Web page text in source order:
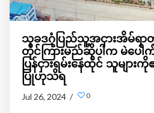
သုခဒဂုံပြည်သူ့အငှားအိမ်ရာ
တိုင်ကြားမည်ဆိုပါက မဲပ
ပြန်ငှားရမ်းနေထိုင် သူမျာ
ပြုဟုသိရ
Jul 26, 2024 / 0